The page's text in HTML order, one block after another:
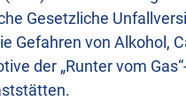
Gesetzliche
Gefahren von Alkohol,
der „Runter vom